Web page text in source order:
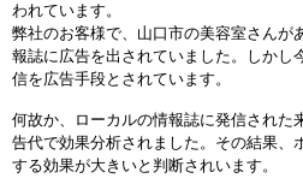
われています。
弊社のお客様で、山口市の美容室さんが
報誌に広告を出されていました。しかし
信を広告手段とされています。
何故か、ローカルの情報誌に発信された
告代で効果分析されました。その結果、
する効果が大きいと判断されいます。